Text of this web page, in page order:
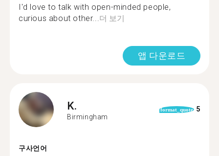
I'd love to talk with open-minded people,
curious about other... 더 보기
앱 다운로드
K.
Birmingham
format_quote 5
구사언어